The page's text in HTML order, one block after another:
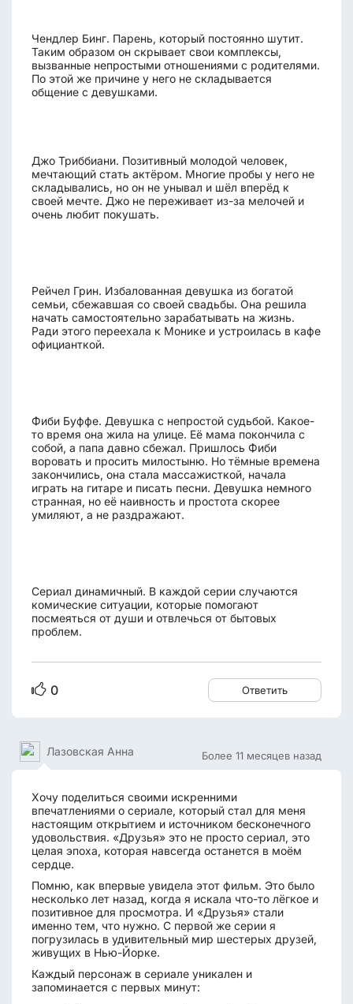
Чендлер Бинг. Парень, который постоянно шутит.
Таким образом он скрывает свои комплексы,
вызванные непростыми отношениями с родителями.
По этой же причине у него не складывается
общение с девушками.
Джо Триббиани. Позитивный молодой человек,
мечтающий стать актёром. Многие пробы у него не
складывались, но он не унывал и шёл вперёд к
своей мечте. Джо не переживает из-за мелочей и
очень любит покушать.
Рейчел Грин. Избалованная девушка из богатой
семьи, сбежавшая со своей свадьбы. Она решила
начать самостоятельно зарабатывать на жизнь.
Ради этого переехала к Монике и устроилась в кафе
официанткой.
Фиби Буффе. Девушка с непростой судьбой. Какое-
то время она жила на улице. Её мама покончила с
собой, а папа давно сбежал. Пришлось Фиби
воровать и просить милостыню. Но тёмные времена
закончились, она стала массажисткой, начала
играть на гитаре и писать песни. Девушка немного
странная, но её наивность и простота скорее
умиляют, а не раздражают.
Сериал динамичный. В каждой серии случаются
комические ситуации, которые помогают
посмеяться от души и отвлечься от бытовых
проблем.
0 Ответить
Более 11 месяцев назад
Лазовская Анна
Хочу поделиться своими искренними
впечатлениями о сериале, который стал для меня
настоящим открытием и источником бесконечного
удовольствия. «Друзья» это не просто сериал, это
целая эпоха, которая навсегда останется в моём
сердце.
Помню, как впервые увидела этот фильм. Это было
несколько лет назад, когда я искала что-то лёгкое и
позитивное для просмотра. И «Друзья» стали
именно тем, что нужно. С первой же серии я
погрузилась в удивительный мир шестерых друзей,
живущих в Нью-Йорке.
Каждый персонаж в сериале уникален и
запоминается с первых минут: